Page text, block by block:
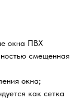
окна ПВХ
смещенная
окна;
как сетка